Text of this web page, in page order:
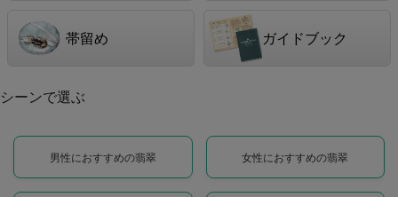
帯留め ガイドブック
シーンで選ぶ
男性におすすめの翡翠 女性におすすめの翡翠